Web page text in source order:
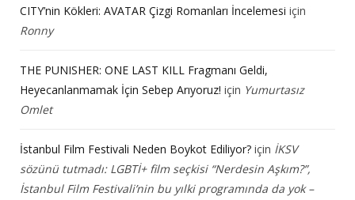
CITY’nin Kökleri: AVATAR Çizgi Romanları İncelemesi için
Ronny
THE PUNISHER: ONE LAST KILL Fragmanı Geldi,
Heyecanlanmamak İçin Sebep Arıyoruz! için Yumurtasız
Omlet
İstanbul Film Festivali Neden Boykot Ediliyor? için İKSV
sözünü tutmadı: LGBTİ+ film seçkisi “Nerdesin Aşkım?”,
İstanbul Film Festivali’nin bu yılki programında da yok –